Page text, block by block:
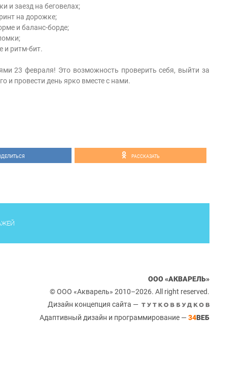
и заезд на беговелах;
на дорожке;
и баланс-борде;
и ритм-бит.
23 февраля! Это возможность проверить себя, выйти за
и провести день ярко вместе с нами.
РАССКАЗАТЬ
ООО «АКВАРЕЛЬ»
© ООО «Акварель» 2010–2026. All right reserved.
Дизайн концепция сайта —
Адаптивный дизайн и программирование — 34ВЕБ